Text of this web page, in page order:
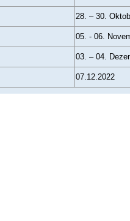
28. – 30.
05. - 06.
03. – 04.
07.12.2022